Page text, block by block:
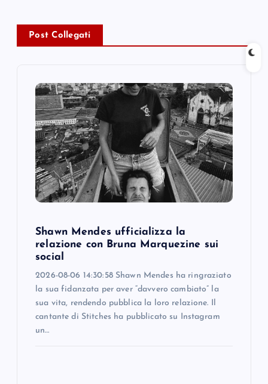
v
Post Collegati
Shawn Mendes ufficializza la
relazione con Bruna Marquezine sui
social
2026-08-06 14:30:58 Shawn Mendes ha ringraziato
la sua fidanzata per aver “davvero cambiato” la
sua vita, rendendo pubblica la loro relazione. Il
cantante di Stitches ha pubblicato su Instagram
un…